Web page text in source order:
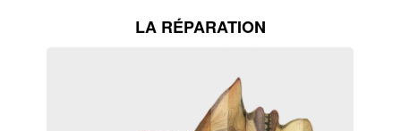
LA RÉPARATION